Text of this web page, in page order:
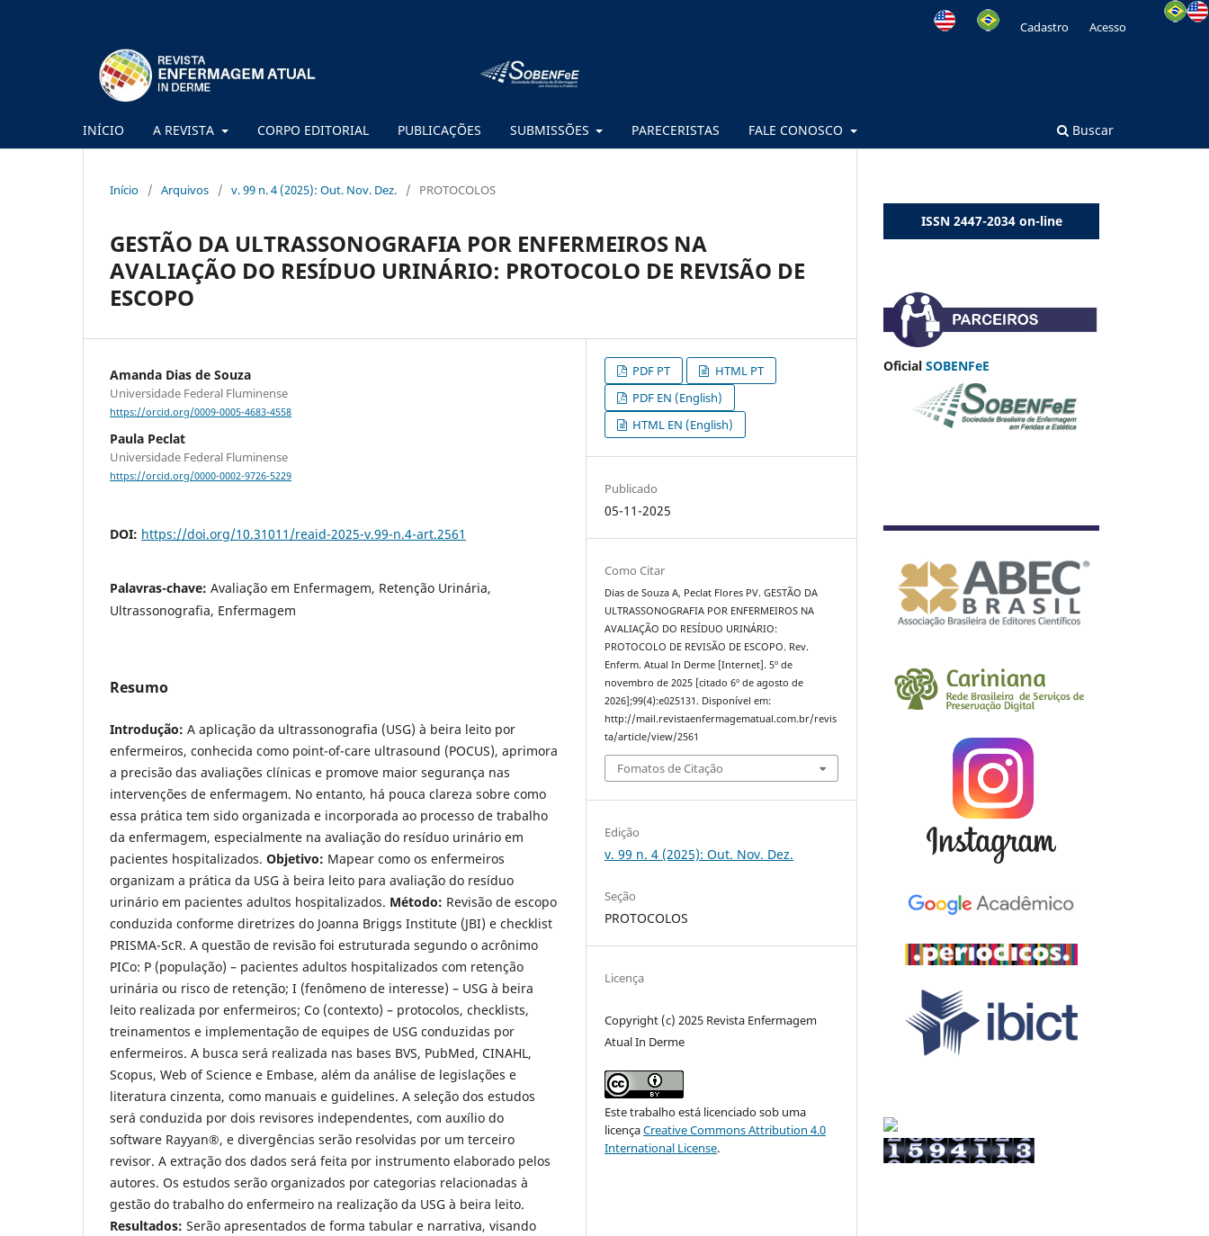
INÍCIO A REVISTA CORPO EDITORIAL PUBLICAÇÕES SUBMISSÕES PARECERISTAS FALE CONOSCO Buscar
Cadastro Acesso
Início / Arquivos / v. 99 n. 4 (2025): Out. Nov. Dez. / PROTOCOLOS
GESTÃO DA ULTRASSONOGRAFIA POR ENFERMEIROS NA
AVALIAÇÃO DO RESÍDUO URINÁRIO: PROTOCOLO DE REVISÃO DE
ESCOPO
Amanda Dias de Souza
Universidade Federal Fluminense
https://orcid.org/0009-0005-4683-4558
Paula Peclat
Universidade Federal Fluminense
https://orcid.org/0000-0002-9726-5229
DOI: https://doi.org/10.31011/reaid-2025-v.99-n.4-art.2561
Palavras-chave: Avaliação em Enfermagem, Retenção Urinária,
Ultrassonografia, Enfermagem
Resumo
Introdução: A aplicação da ultrassonografia (USG) à beira leito por
enfermeiros, conhecida como point-of-care ultrasound (POCUS), aprimora
a precisão das avaliações clínicas e promove maior segurança nas
intervenções de enfermagem. No entanto, há pouca clareza sobre como
essa prática tem sido organizada e incorporada ao processo de trabalho
da enfermagem, especialmente na avaliação do resíduo urinário em
pacientes hospitalizados. Objetivo: Mapear como os enfermeiros
organizam a prática da USG à beira leito para avaliação do resíduo
urinário em pacientes adultos hospitalizados. Método: Revisão de escopo
conduzida conforme diretrizes do Joanna Briggs Institute (JBI) e checklist
PRISMA-ScR. A questão de revisão foi estruturada segundo o acrônimo
PICo: P (população) – pacientes adultos hospitalizados com retenção
urinária ou risco de retenção; I (fenômeno de interesse) – USG à beira
leito realizada por enfermeiros; Co (contexto) – protocolos, checklists,
treinamentos e implementação de equipes de USG conduzidas por
enfermeiros. A busca será realizada nas bases BVS, PubMed, CINAHL,
Scopus, Web of Science e Embase, além da análise de legislações e
literatura cinzenta, como manuais e guidelines. A seleção dos estudos
será conduzida por dois revisores independentes, com auxílio do
software Rayyan®, e divergências serão resolvidas por um terceiro
revisor. A extração dos dados será feita por instrumento elaborado pelos
autores. Os estudos serão organizados por categorias relacionadas à
gestão do trabalho do enfermeiro na realização da USG à beira leito.
Resultados: Serão apresentados de forma tabular e narrativa, visando
PDF PT
HTML PT
PDF EN (English)
HTML EN (English)
Publicado
05-11-2025
Como Citar
Dias de Souza A, Peclat Flores PV. GESTÃO DA
ULTRASSONOGRAFIA POR ENFERMEIROS NA
AVALIAÇÃO DO RESÍDUO URINÁRIO:
PROTOCOLO DE REVISÃO DE ESCOPO. Rev.
Enferm. Atual In Derme [Internet]. 5º de
novembro de 2025 [citado 6º de agosto de
2026];99(4):e025131. Disponível em:
http://mail.revistaenfermagematual.com.br/revis
ta/article/view/2561
Fomatos de Citação
Edição
v. 99 n. 4 (2025): Out. Nov. Dez.
Seção
PROTOCOLOS
Licença
Copyright (c) 2025 Revista Enfermagem
Atual In Derme
Este trabalho está licenciado sob uma
licençaCreative Commons Attribution 4.0
International License.
ISSN 2447-2034 on-line
Oficial SOBENFeE